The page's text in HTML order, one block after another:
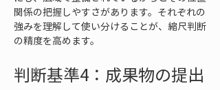
関係の把握しやすさがあります。それぞれの
強みを理解して使い分けることが、縮尺判断
の精度を高めます。
判断基準4：成果物の提出